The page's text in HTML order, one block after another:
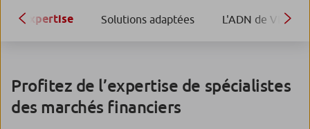
Expertise Solutions adaptées L'ADN de VEGA IS
Profitez de l’expertise de spécialistes
des marchés financiers